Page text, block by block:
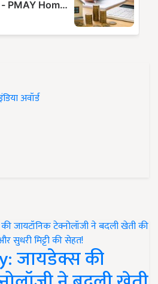
अवॉर्ड
जायडेक्स की